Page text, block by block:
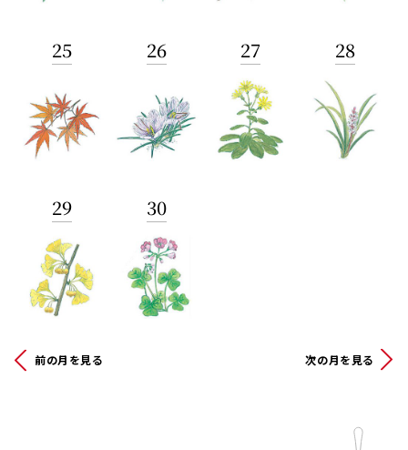
25 26 27 28
29 30
前の月を見る 次の月を見る